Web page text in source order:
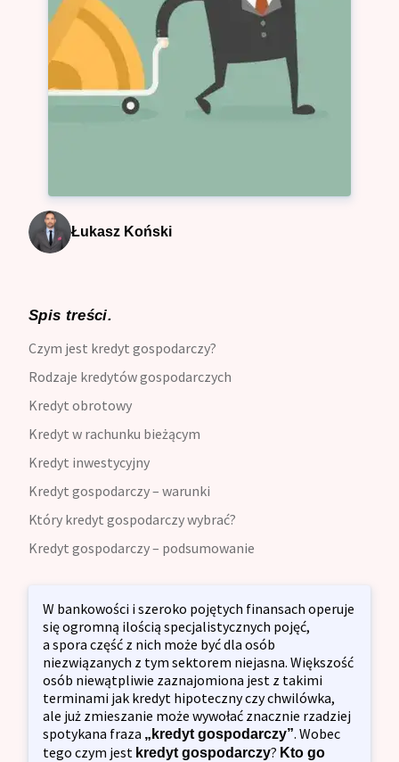
Łukasz Koński
Spis treści.
Czym jest kredyt gospodarczy?
Rodzaje kredytów gospodarczych
Kredyt obrotowy
Kredyt w rachunku bieżącym
Kredyt inwestycyjny
Kredyt gospodarczy – warunki
Który kredyt gospodarczy wybrać?
Kredyt gospodarczy – podsumowanie
W bankowości i szeroko pojętych finansach operuje
się ogromną ilością specjalistycznych pojęć,
a spora część z nich może być dla osób
niezwiązanych z tym sektorem niejasna. Większość
osób niewątpliwie zaznajomiona jest z takimi
terminami jak kredyt hipoteczny czy chwilówka,
ale już zmieszanie może wywołać znacznie rzadziej
spotykana fraza „kredyt gospodarczy”. Wobec
tego czym jest kredyt gospodarczy? Kto go